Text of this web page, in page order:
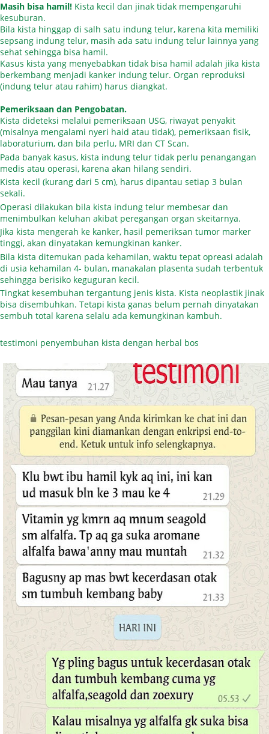
Masih bisa hamil! Kista kecil dan jinak tidak mempengaruhi
kesuburan.
Bila kista hinggap di salh satu indung telur, karena kita memiliki
sepsang indung telur, masih ada satu indung telur lainnya yang
sehat sehingga bisa hamil.
Kasus kista yang menyebabkan tidak bisa hamil adalah jika kista
berkembang menjadi kanker indung telur. Organ reproduksi
(indung telur atau rahim) harus diangkat.
Pemeriksaan dan Pengobatan.
Kista dideteksi melalui pemeriksaan USG, riwayat penyakit
(misalnya mengalami nyeri haid atau tidak), pemeriksaan fisik,
laboraturium, dan bila perlu, MRI dan CT Scan.
Pada banyak kasus, kista indung telur tidak perlu penangangan
medis atau operasi, karena akan hilang sendiri.
Kista kecil (kurang dari 5 cm), harus dipantau setiap 3 bulan
sekali.
Operasi dilakukan bila kista indung telur membesar dan
menimbulkan keluhan akibat peregangan organ skeitarnya.
Jika kista mengerah ke kanker, hasil pemeriksan tumor marker
tinggi, akan dinyatakan kemungkinan kanker.
Bila kista ditemukan pada kehamilan, waktu tepat opreasi adalah
di usia kehamilan 4- bulan, manakalan plasenta sudah terbentuk
sehingga berisiko keguguran kecil.
Tingkat kesembuhan tergantung jenis kista. Kista neoplastik jinak
bisa disembuhkan. Tetapi kista ganas belum pernah dinyatakan
sembuh total karena selalu ada kemungkinan kambuh.
testimoni penyembuhan kista dengan herbal bos